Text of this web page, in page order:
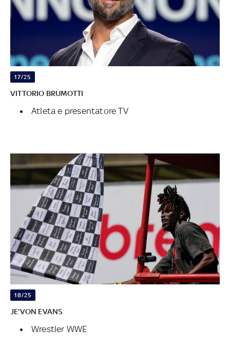
17/25
VITTORIO BRUMOTTI
Atleta e presentatore TV
18/25
JE'VON EVANS
Wrestler WWE